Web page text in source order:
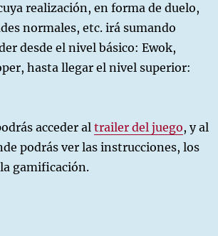
realización, en forma de duelo,
normales, etc. irá sumando
desde el nivel básico: Ewok,
hasta llegar el nivel superior:
acceder altrailer del juego, y al
podrás ver las instrucciones, los
gamificación.